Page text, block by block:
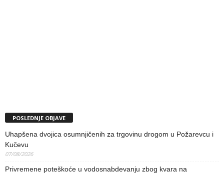
POSLEDNJE OBJAVE
Uhapšena dvojica osumnjičenih za trgovinu drogom u Požarevcu i
Kučevu
07/08/2026
Privremene poteškoće u vodosnabdevanju zbog kvara na